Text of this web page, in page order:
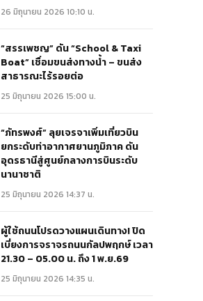
26 มิถุนายน 2026 10:10 น.
“สรรเพชญ” ดัน “School & Taxi
Boat” เชื่อมขนส่งทางน้ำ – ขนส่ง
สาธารณะไร้รอยต่อ
25 มิถุนายน 2026 15:00 น.
“ภัทรพงศ์” ลุยเจรจาเพิ่มเที่ยวบิน
ยกระดับท่าอากาศยานภูมิภาค ดัน
อุดรธานีสู่ศูนย์กลางการบินระดับ
นานาชาติ
25 มิถุนายน 2026 14:37 น.
ผู้ใช้ถนนโปรดวางแผนเดินทาง! ปิด
เบี่ยงการจราจรถนนกัลปพฤกษ์ เวลา
21.30 – 05.00 น. ถึง 1 พ.ย.69
25 มิถุนายน 2026 14:35 น.